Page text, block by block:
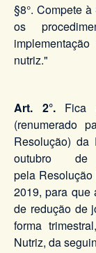
§8°. Compete à
os
nutriz."
Art. 2°.Fica
(renumerado
Resolução)
outubro
pela
2019, para que
de redução de
forma
Nutriz, da